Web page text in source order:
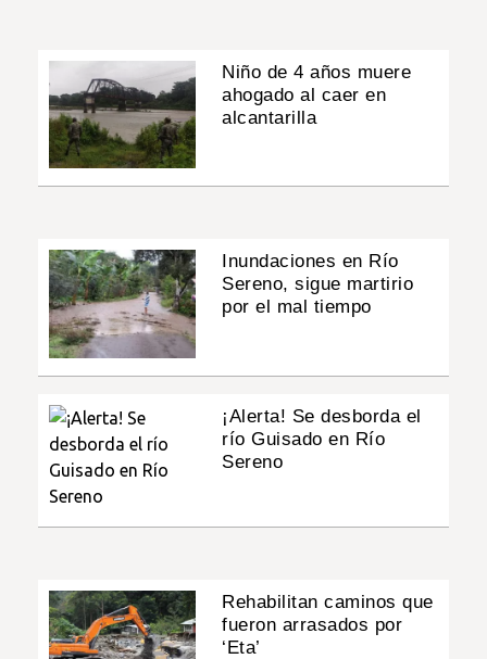
Niño de 4 años muere
ahogado al caer en
alcantarilla
Inundaciones en Río
Sereno, sigue martirio
por el mal tiempo
¡Alerta! Se desborda el
río Guisado en Río
Sereno
Rehabilitan caminos que
fueron arrasados por
‘Eta’